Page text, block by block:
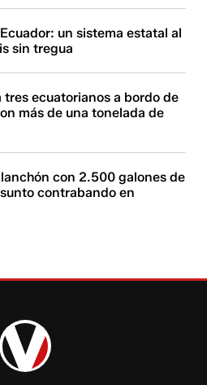
un sistema estatal al
sin tregua
ecuatorianos a bordo de
más de una tonelada de
con 2.500 galones de
contrabando en